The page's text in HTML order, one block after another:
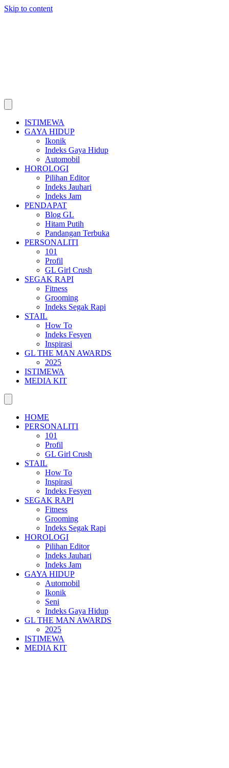
Skip to content
ISTIMEWA
GAYA HIDUP
Ikonik
Indeks Gaya Hidup
Automobil
HOROLOGI
Pilihan Editor
Indeks Jauhari
Indeks Jam
PENDAPAT
Blog GL
Hitam Putih
Pandangan Terbuka
PERSONALITI
101
Profil
GL Girl Crush
SEGAK RAPI
Fitness
Grooming
Indeks Segak Rapi
STAIL
How To
Indeks Fesyen
Inspirasi
GL THE MAN AWARDS
2025
ISTIMEWA
MEDIA KIT
HOME
PERSONALITI
101
Profil
GL Girl Crush
STAIL
How To
Inspirasi
Indeks Fesyen
SEGAK RAPI
Fitness
Grooming
Indeks Segak Rapi
HOROLOGI
Pilihan Editor
Indeks Jauhari
Indeks Jam
GAYA HIDUP
Automobil
Ikonik
Seni
Indeks Gaya Hidup
GL THE MAN AWARDS
2025
ISTIMEWA
MEDIA KIT